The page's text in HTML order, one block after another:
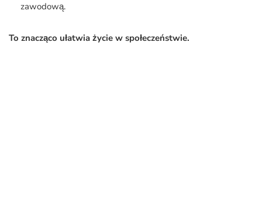
zawodową.
To znacząco ułatwia życie w społeczeństwie.